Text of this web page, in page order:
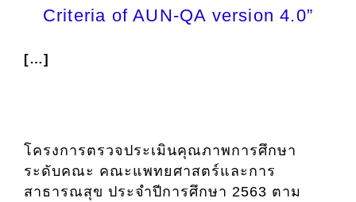
Criteria of AUN-QA version 4.0”
[…]
โครงการตรวจประเมินคุณภาพการศึกษา
ระดับคณะ คณะแพทยศาสตร์และการ
สาธารณสุข ประจำปีการศึกษา 2563 ตาม